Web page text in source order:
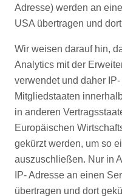
Adresse) werden an
USA übertragen und
Wir weisen darauf hin,
Analytics mit der
verwendet und daher
Mitgliedstaaten
in anderen
Europäischen
gekürzt werden, um so
auszuschließen. Nur in
IP- Adresse an einen
übertragen und dort